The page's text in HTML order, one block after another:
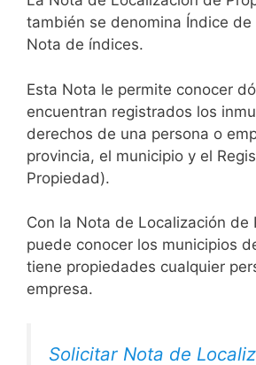
también se denomina Índice
Nota de índices.
Esta Nota le permite conocer
encuentran registrados los
derechos de una persona o
provincia, el municipio y el
Propiedad).
Con la Nota de Localización de
puede conocer los municipios
tiene propiedades cualquier
empresa.
Solicitar Nota de